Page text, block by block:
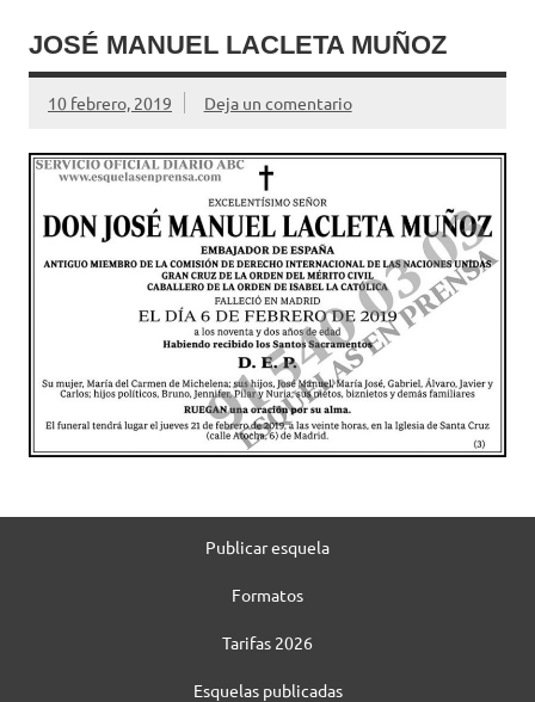
JOSÉ MANUEL LACLETA MUÑOZ
10 febrero, 2019 Deja un comentario
Publicar esquela
Formatos
Tarifas 2026
Esquelas publicadas